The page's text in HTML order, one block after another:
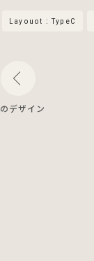
Layouot : TypeC